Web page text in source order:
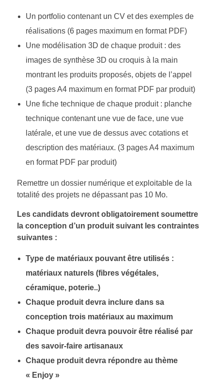
Un portfolio contenant un CV et des exemples de
réalisations (6 pages maximum en format PDF)
Une modélisation 3D de chaque produit : des
images de synthèse 3D ou croquis à la main
montrant les produits proposés, objets de l’appel
(3 pages A4 maximum en format PDF par produit)
Une fiche technique de chaque produit : planche
technique contenant une vue de face, une vue
latérale, et une vue de dessus avec cotations et
description des matériaux. (3 pages A4 maximum
en format PDF par produit)
Remettre un dossier numérique et exploitable de la
totalité des projets ne dépassant pas 10 Mo.
Les candidats devront obligatoirement soumettre
la conception d’un produit suivant les contraintes
suivantes :
Type de matériaux pouvant être utilisés :
matériaux naturels (fibres végétales,
céramique, poterie..)
Chaque produit devra inclure dans sa
conception trois matériaux au maximum
Chaque produit devra pouvoir être réalisé par
des savoir-faire artisanaux
Chaque produit devra répondre au thème
« Enjoy »